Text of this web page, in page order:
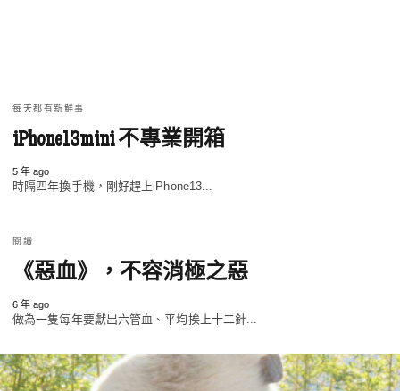
每天都有新鮮事
iPhone13mini 不專業開箱
5 年 ago
時隔四年換手機，剛好趕上iPhone13...
閱讀
《惡血》，不容消極之惡
6 年 ago
做為一隻每年要獻出六管血、平均挨上十二針...